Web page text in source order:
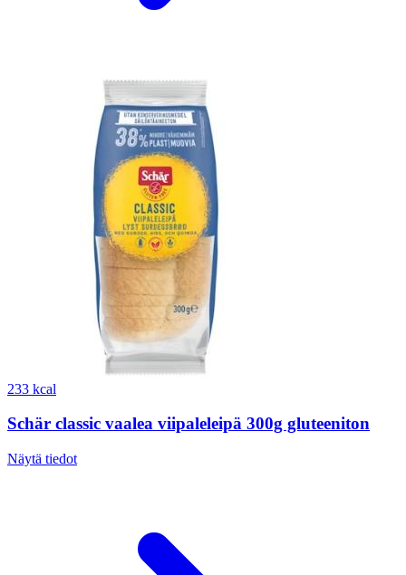
233 kcal
Schär classic vaalea viipaleleipä 300g gluteeniton
Näytä tiedot